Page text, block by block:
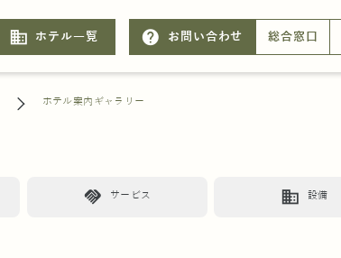
business ホテル一覧 help お問い合わせ 総合窓口
ホテル案内ギャラリー
handshake サービス business 設備